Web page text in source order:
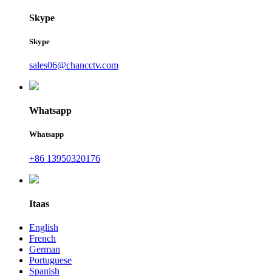
Skype
Skype
sales06@chancctv.com
Whatsapp
Whatsapp
+86 13950320176
Itaas
English
French
German
Portuguese
Spanish